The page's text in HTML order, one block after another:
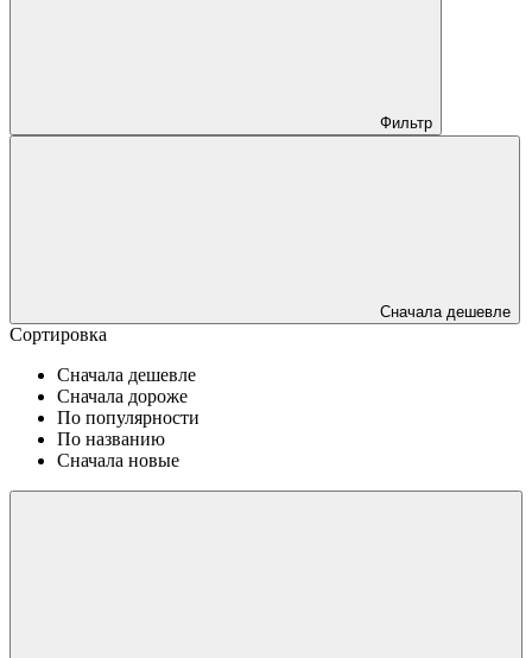
Фильтр
Сначала дешевле
Сортировка
Сначала дешевле
Сначала дороже
По популярности
По названию
Сначала новые